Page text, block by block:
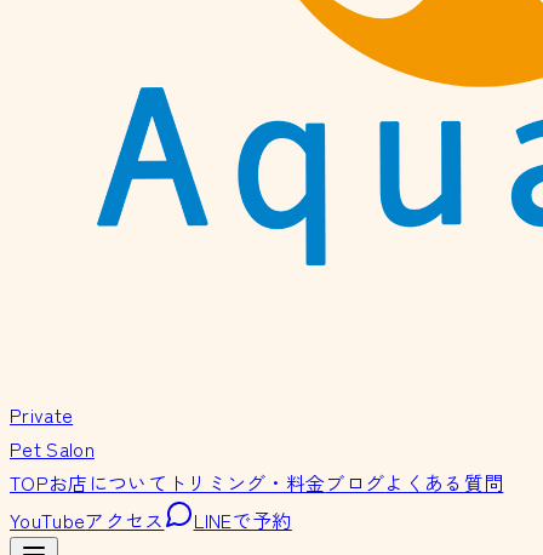
Private
Pet Salon
TOPお店について トリミング・料金ブログよくある質問
YouTubeアクセス LINEで予約